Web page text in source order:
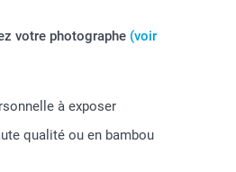
votre photographe (voir
à exposer
qualité ou en bambou